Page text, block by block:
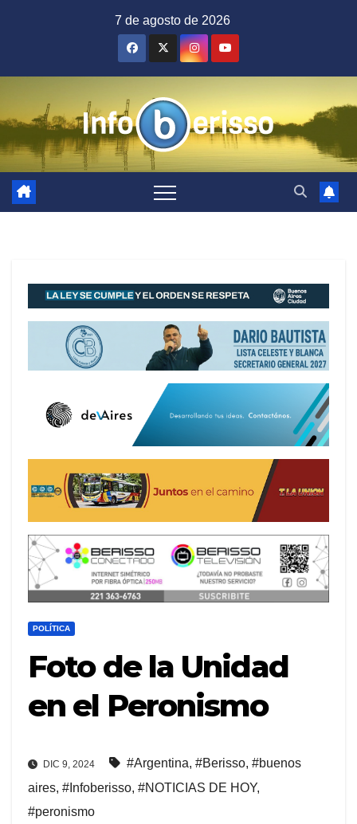
7 de agosto de 2026
POLÍTICA
Foto de la Unidad
en el Peronismo
DIC 9, 2024 #Argentina, #Berisso, #buenos
aires, #Infoberisso, #NOTICIAS DE HOY,
#peronismo